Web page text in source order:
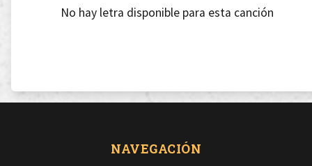
No hay letra disponible para esta canción
NAVEGACIÓN